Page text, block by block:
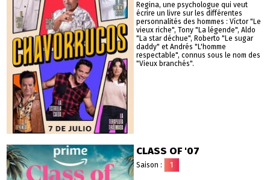
Regina, une psychologue qui veut
écrire un livre sur les différentes
personnalités des hommes : Víctor "Le
vieux riche", Tony "La légende", Aldo
"La star déchue", Roberto "Le sugar
daddy" et Andrés "L'homme
respectable", connus sous le nom des
"Vieux branchés".
CLASS OF '07
Saison : 1